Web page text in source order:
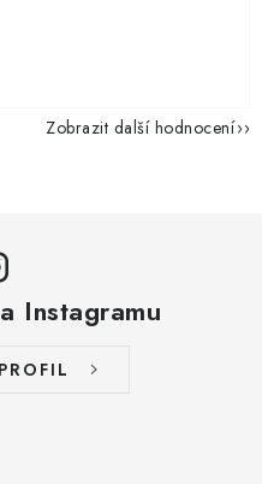
Zobrazit další hodnocení
Instagramu